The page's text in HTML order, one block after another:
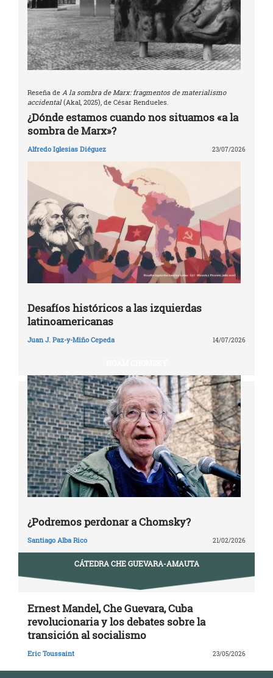
Reseña de A la sombra de Marx: fragmentos de materialismo
accidental(Akal, 2025), de César Rendueles.
¿Dónde estamos cuando nos situamos «a la
sombra de Marx»?
Alfredo Iglesias Diéguez 23/07/2026
Desafíos históricos a las izquierdas
latinoamericanas
Juan J. Paz-y-Miño Cepeda 14/07/2026
¿Podremos perdonar a Chomsky?
Santiago Alba Rico 21/02/2026
CÁTEDRA CHE GUEVARA-AMAUTA
Ernest Mandel, Che Guevara, Cuba
revolucionaria y los debates sobre la
transición al socialismo
Eric Toussaint 23/05/2026